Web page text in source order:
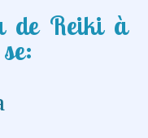
de Reiki à